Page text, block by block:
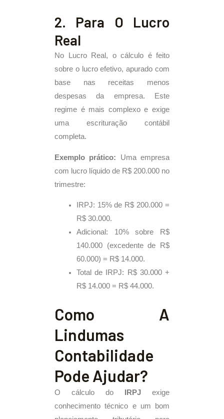
2. Para O Lucro
Real
No Lucro Real, o cálculo é feito
sobre o lucro efetivo, apurado com
base nas receitas menos
despesas da empresa. Este
regime é mais complexo e exige
uma escrituração contábil
completa.
Exemplo prático: Uma empresa
com lucro líquido de R$ 200.000 no
trimestre:
IRPJ: 15% de R$ 200.000 =
R$ 30.000.
Adicional: 10% sobre R$
140.000 (excedente de R$
60.000) = R$ 14.000.
Total de IRPJ: R$ 30.000 +
R$ 14.000 = R$ 44.000.
Como A
Lindumas
Contabilidade
Pode Ajudar?
O cálculo do IRPJ exige
conhecimento técnico e um bom